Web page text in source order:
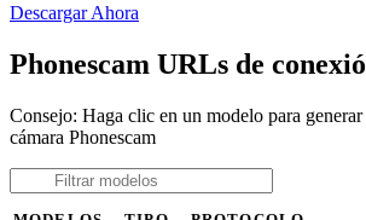
Descargar Ahora
Phonescam URLs de
Consejo: Haga clic en un modelo para
cámara Phonescam